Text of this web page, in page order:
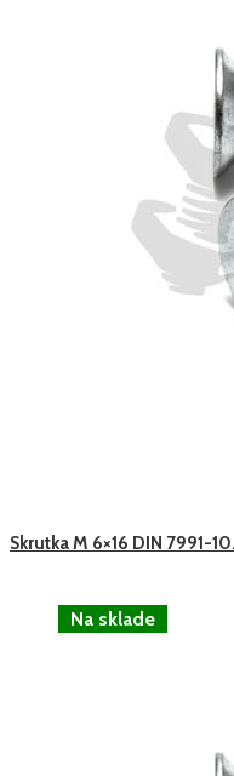
Skrutka M 6×16 DIN 7991-